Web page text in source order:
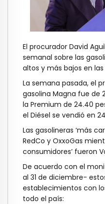
El procurador David
semanal sobre las
altos y más bajos en
La semana pasada, el
gasolina Magna fue de
la Premium de 24.40
el Diésel se vendió en
Las gasolineras ‘más
RedCo y OxxoGas
consumidores’ fueron
De acuerdo con el
al 31 de diciembre-
establecimientos con
todo el país: